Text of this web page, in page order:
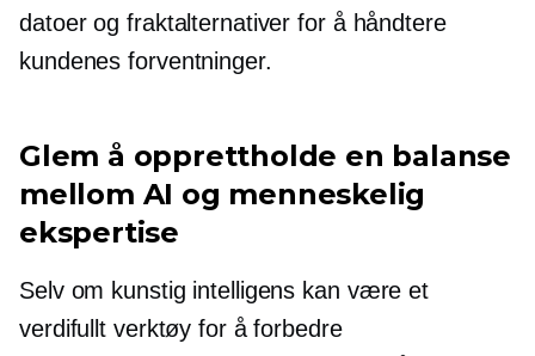
datoer og fraktalternativer for å håndtere
kundenes forventninger.
Glem å opprettholde en balanse
mellom AI og menneskelig
ekspertise
Selv om kunstig intelligens kan være et
verdifullt verktøy for å forbedre